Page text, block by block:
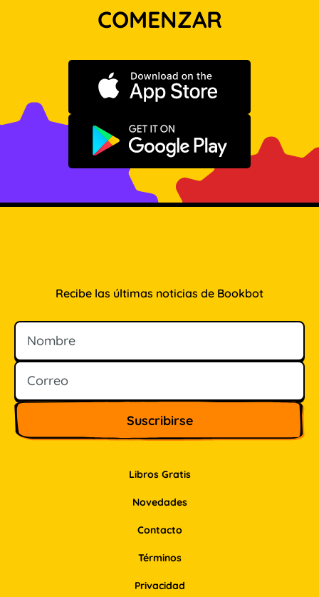
COMENZAR
Descargar en App Store
Disponible en Google Play
Libros Gratis
Novedades
Contacto
Recibe las últimas noticias de Bookbot
Nombre
Correo
Términos
Privacidad